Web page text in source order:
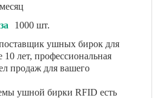
1000 шт.
ушных бирок для
лет, профессиональная
продаж для вашего
ушной бирки RFID есть